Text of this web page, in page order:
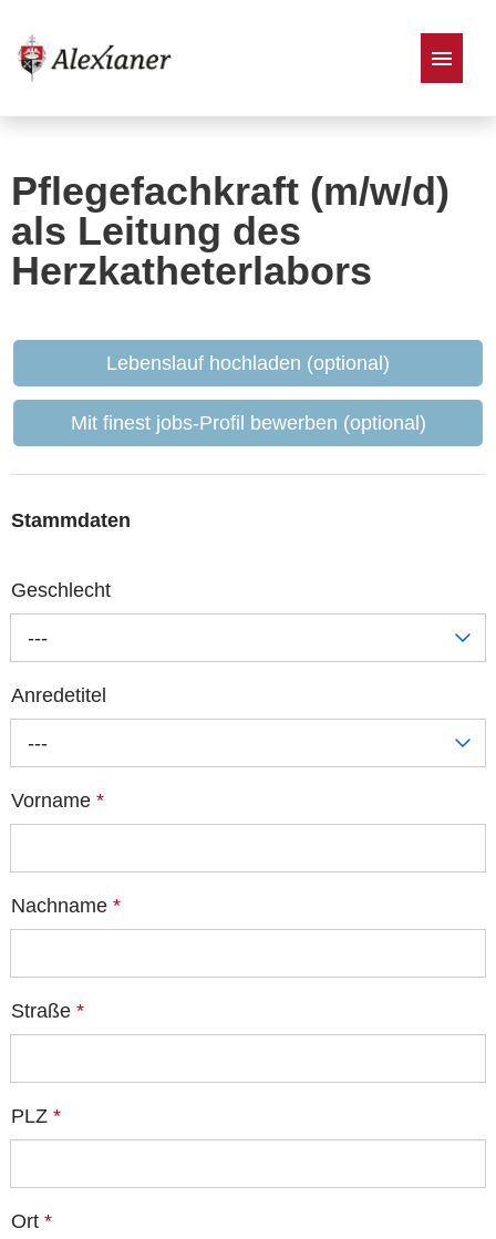
Pflegefachkraft (m/w/d)
als Leitung des
Herzkatheterlabors
Lebenslauf hochladen (optional)
Mit finest jobs-Profil bewerben (optional)
Stammdaten
Geschlecht
---
Anredetitel
---
Vorname *
Nachname *
Straße *
PLZ *
Ort *